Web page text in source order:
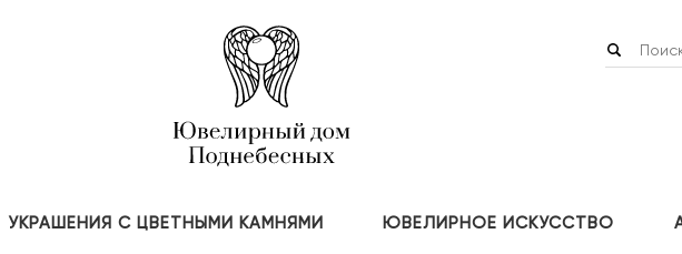
УКРАШЕНИЯ С ЦВЕТНЫМИ КАМНЯМИ ЮВЕЛИРНОЕ ИСКУССТВО